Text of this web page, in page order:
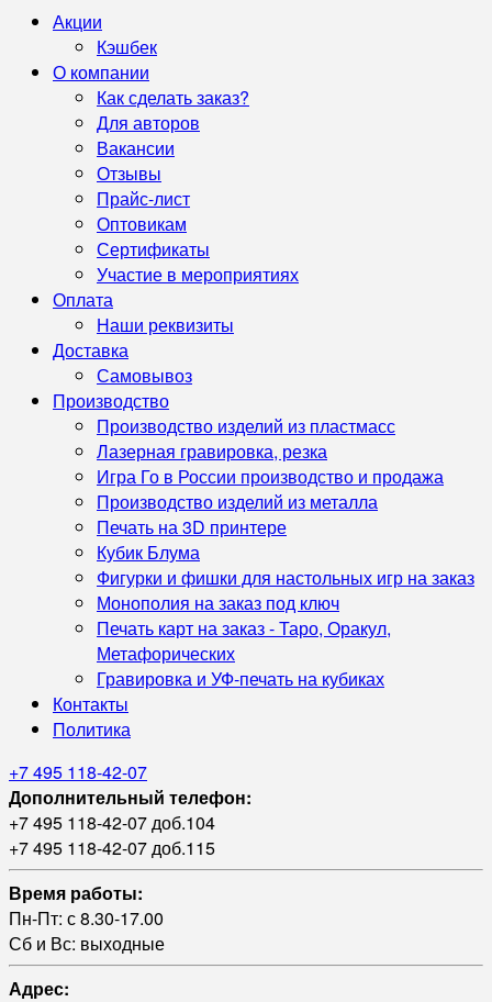
Акции
Кэшбек
О компании
Как сделать заказ?
Для авторов
Вакансии
Отзывы
Прайс-лист
Оптовикам
Сертификаты
Участие в мероприятиях
Оплата
Наши реквизиты
Доставка
Самовывоз
Производство
Производство изделий из пластмасс
Лазерная гравировка, резка
Игра Го в России производство и продажа
Производство изделий из металла
Печать на 3D принтере
Кубик Блума
Фигурки и фишки для настольных игр на заказ
Монополия на заказ под ключ
Печать карт на заказ - Таро, Оракул,
Метафорических
Гравировка и УФ‑печать на кубиках
Контакты
Политика
+7 495 118-42-07
Дополнительный телефон:
+7 495 118-42-07 доб.104
+7 495 118-42-07 доб.115
Время работы:
Пн-Пт: с 8.30-17.00
Сб и Вс: выходные
Адрес: